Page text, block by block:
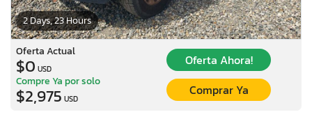
2 Days, 23 Hours
Oferta Actual
$0 USD
Oferta Ahora!
Compre Ya por solo
$2,975 USD
Comprar Ya